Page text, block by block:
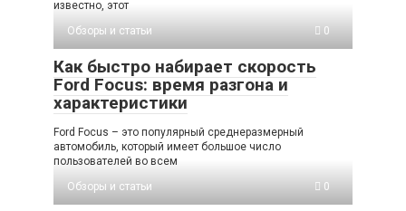
известно, этот
Обзоры и статьи
0
Как быстро набирает скорость
Ford Focus: время разгона и
характеристики
Ford Focus – это популярный среднеразмерный
автомобиль, который имеет большое число
пользователей во всем
Обзоры и статьи
0